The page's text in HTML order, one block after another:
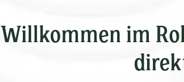
Willkommen im